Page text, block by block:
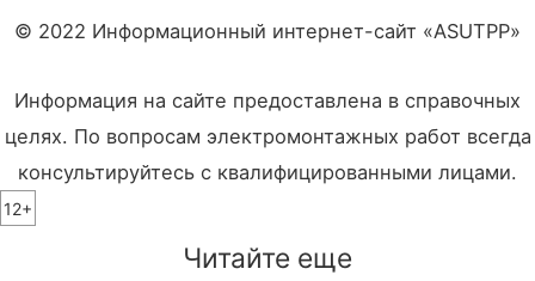
© 2022 Информационный интернет-сайт «ASUTPP»
Информация на сайте предоставлена в справочных
целях. По вопросам электромонтажных работ всегда
консультируйтесь с квалифицированными лицами.
12+
Читайте еще